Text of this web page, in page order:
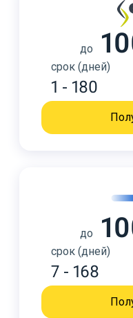
до
срок (дней)
1 - 180
до
срок (дней)
7 - 168